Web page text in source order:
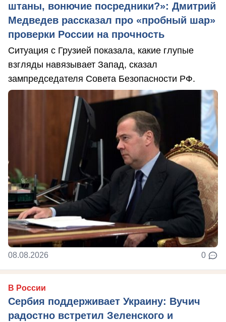
штаны, вонючие посредники?»: Дмитрий
Медведев рассказал про «пробный шар»
проверки России на прочность
Ситуация с Грузией показала, какие глупые
взгляды навязывает Запад, сказал
зампредседателя Совета Безопасности РФ.
08.08.2026 0
В России
Сербия поддерживает Украину: Вучич
радостно встретил Зеленского и